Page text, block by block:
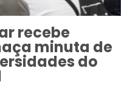
recebe
minuta de
do